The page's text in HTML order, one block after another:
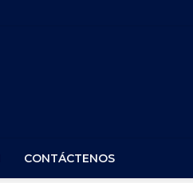
CONTÁCTENOS